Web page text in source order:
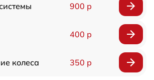
900 р
400 р
колеса 350 р